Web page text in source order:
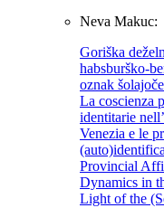
Neva Makuc:
Goriška
habsburško-
oznak
La coscienza
identitarie
Venezia e le
Provincial
Dynamics in
Light of the